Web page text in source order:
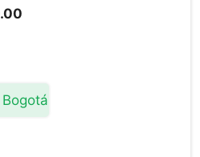
$20,200.00.